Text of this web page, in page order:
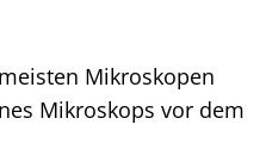
Mikroskopen
Mikroskops vor dem